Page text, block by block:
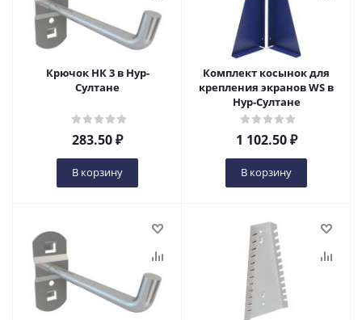
Крючок НК 3 в Нур-
Султане
283.50₽
В корзину
Комплект косынок для
крепления экранов WS в
Нур-Султане
1 102.50₽
В корзину